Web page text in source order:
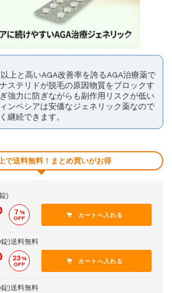
上と高いAGA改善率を誇るAGA治療薬で
ステリドが脱毛の原因物質をブロックす
強力に防ぎながらも副作用リスクが低い
ンペシアは安価なジェネリック薬なので
継続できます。
で送料無料！まとめ買いがお得
)
7%
OFF
)送料無料
23%
OFF
)送料無料